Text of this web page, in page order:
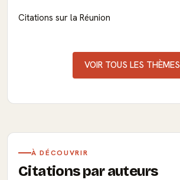
Citations sur la Réunion
VOIR TOUS LES THÈMES
À DÉCOUVRIR
Citations par auteurs